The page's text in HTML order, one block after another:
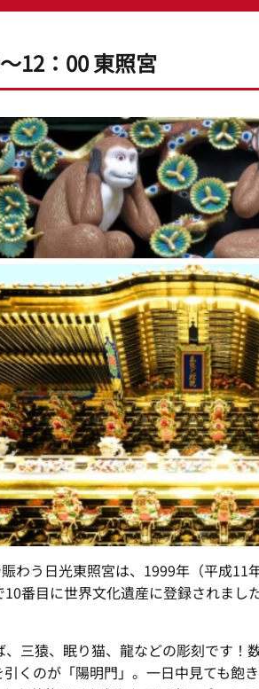
12：00 東照宮
わう日光東照宮は、1999年（平成11
番目に世界文化遺産に登録されま
三猿、眠り猫、龍などの彫刻です！
くのが「陽明門」。一日中見ても飽